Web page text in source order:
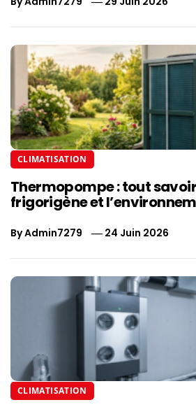
CLIMATISATION
Thermopompe : tout
frigorigène et
ByAdmin7279 24 Juin 2026
CLIMATISATION